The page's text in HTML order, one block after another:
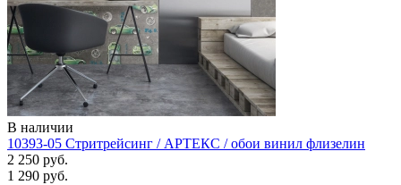
В наличии
10393-05 Стритрейсинг / АРТЕКС / обои винил флизелин
2 250 руб.
1 290 руб.